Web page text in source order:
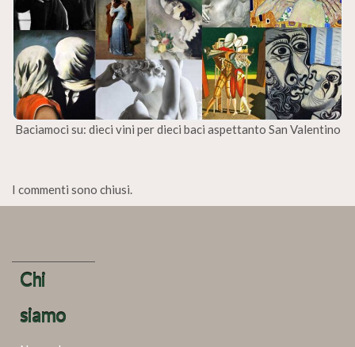
Baciamoci su: dieci vini per dieci baci aspettanto San Valentino
I commenti sono chiusi.
Chi
siamo